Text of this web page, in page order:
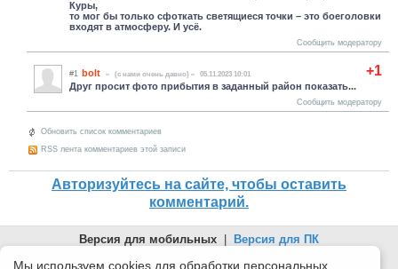
Куры,
то мог бы только сфоткать светящиеся точки – это боеголовки
входят в атмосферу. И усё.
Сообщить модератору
+1
#1 bolt (c нами очень давно) 05.11.2023 10:01
Друг просит фото прибытия в заданный район показать...
Сообщить модератору
Обновить список комментариев
RSS лента комментариев этой записи
Авторизуйтесь на сайте, чтобы оставить
комментарий.
Версия для мобильных
Версия для ПК
© 2026 Беломорканал Северодвинск tv29.ru
Мы используем cookies для обработки персональных